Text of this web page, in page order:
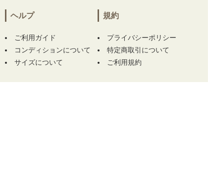
半袖ポロシャツ M 紺 ネイビー】
×ブラック ハイネック 刺繍ロゴ ストレッチ】
をお買い上げ!!ありがとうございます！
半袖ポロシャツ M 紺 ネイビー】【中古 メン
ヘルプ
ご利用ガイド
コンディションについて
サイズについて
規約
プライバシーポリシー
特定商取引について
ご利用規約